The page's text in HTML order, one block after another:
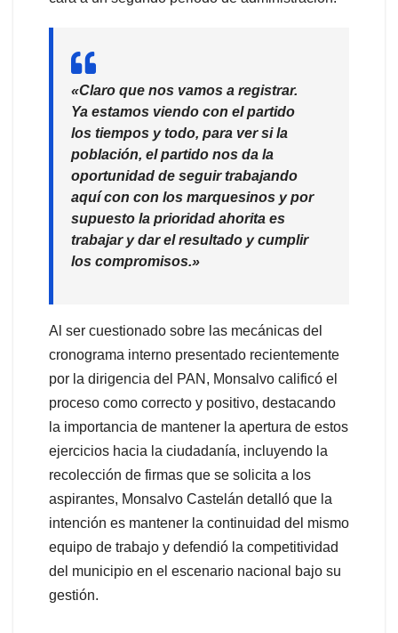
«Claro que nos vamos a registrar.
Ya estamos viendo con el partido
los tiempos y todo, para ver si la
población, el partido nos da la
oportunidad de seguir trabajando
aquí con con los marquesinos y por
supuesto la prioridad ahorita es
trabajar y dar el resultado y cumplir
los compromisos.»
Al ser cuestionado sobre las mecánicas del
cronograma interno presentado recientemente
por la dirigencia del PAN, Monsalvo calificó el
proceso como correcto y positivo, destacando
la importancia de mantener la apertura de estos
ejercicios hacia la ciudadanía, incluyendo la
recolección de firmas que se solicita a los
aspirantes, Monsalvo Castelán detalló que la
intención es mantener la continuidad del mismo
equipo de trabajo y defendió la competitividad
del municipio en el escenario nacional bajo su
gestión.